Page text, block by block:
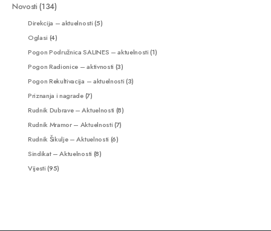
Novosti (134)
Direkcija – aktuelnosti(5)
Oglasi (4)
Pogon Podružnica SALINES – aktuelnosti(1)
Pogon Radionice – aktivnosti (3)
Pogon Rekultivacija – aktuelnosti(3)
Priznanja i nagrade(7)
Rudnik Dubrave – Aktuelnosti (8)
Rudnik Mramor – Aktuelnosti(7)
Rudnik Šikulje – Aktuelnosti (6)
Sindikat – Aktuelnosti (8)
Vijesti(95)